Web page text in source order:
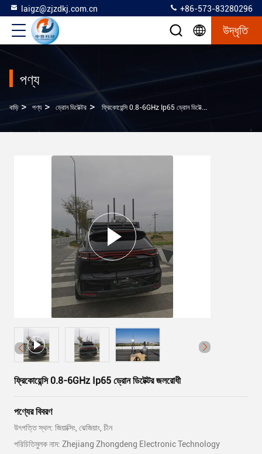
laigz@zjzdkj.com.cn +86-573-83280296
উদ্ধৃতি
পণ্য
বাড়ি > পণ্য > ড্রোন ডিটেক্টর > ফ্রিকোয়েন্সি 0.8-6GHz Ip65 ড্রোন ডিটেক্টর জলরোধী
ফ্রিকোয়েন্সি 0.8-6GHz Ip65 ড্রোন ডিটেক্টর জলরোধী
পণ্যের বিবরণ
উৎপত্তি স্থল: জিয়াক্সিং, ঝেজিয়াং, চীন
পরিচিতিমুলক নাম: Zhejiang Zhongdeng Electronic Technology